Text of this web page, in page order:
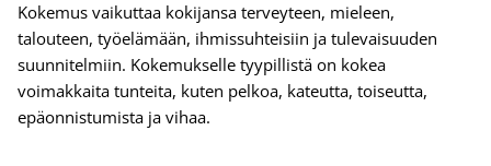
Kokemus vaikuttaa kokijansa terveyteen, mieleen,
talouteen, työelämään, ihmissuhteisiin ja tulevaisuuden
suunnitelmiin. Kokemukselle tyypillistä on kokea
voimakkaita tunteita, kuten pelkoa, kateutta, toiseutta,
epäonnistumista ja vihaa.